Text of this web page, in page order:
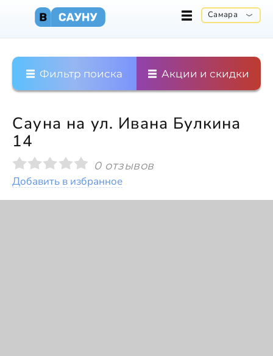
Самара
Фильтр поиска Акции и скидки
Сауна на ул. Ивана Булкина
14
0 отзывов
Добавить в избранное